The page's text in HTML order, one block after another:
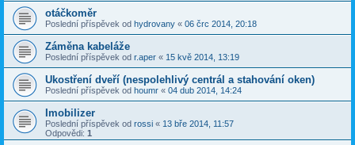
otáčkoměr
Poslední příspěvek od hydrovany « 06 črc 2014, 20:18
Záměna kabeláže
Poslední příspěvek od r.aper « 15 kvě 2014, 13:19
Ukostření dveří (nespolehlivý centrál a stahování oken)
Poslední příspěvek od houmr « 04 dub 2014, 14:24
Imobilizer
Poslední příspěvek od rossi « 13 bře 2014, 11:57
Odpovědi: 1